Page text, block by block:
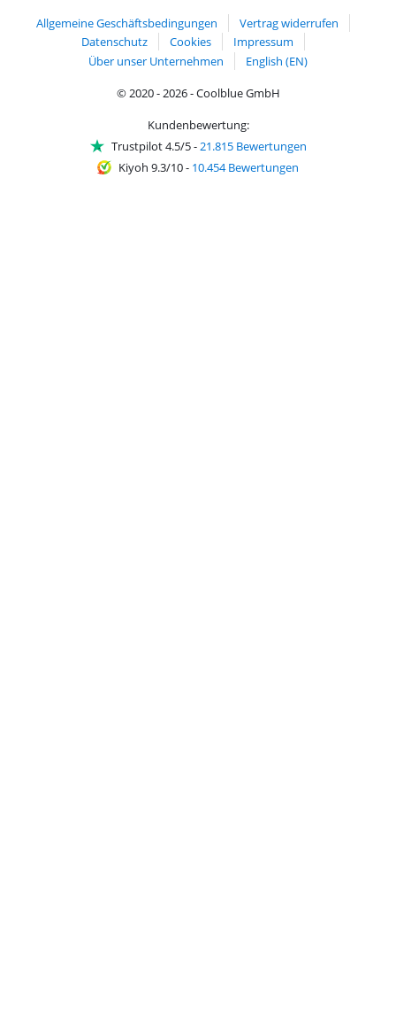
Allgemeine Geschäftsbedingungen
Vertrag widerrufen
Datenschutz
Cookies
Impressum
Über unser Unternehmen
English (EN)
© 2020 - 2026 - Coolblue GmbH
Kundenbewertung:
Trustpilot 4.5/5-21.815 Bewertungen
Kiyoh 9.3/10- 10.454 Bewertungen